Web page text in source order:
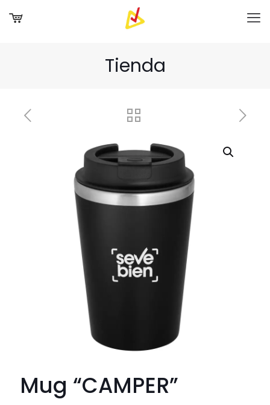
Tienda
Mug “CAMPER”